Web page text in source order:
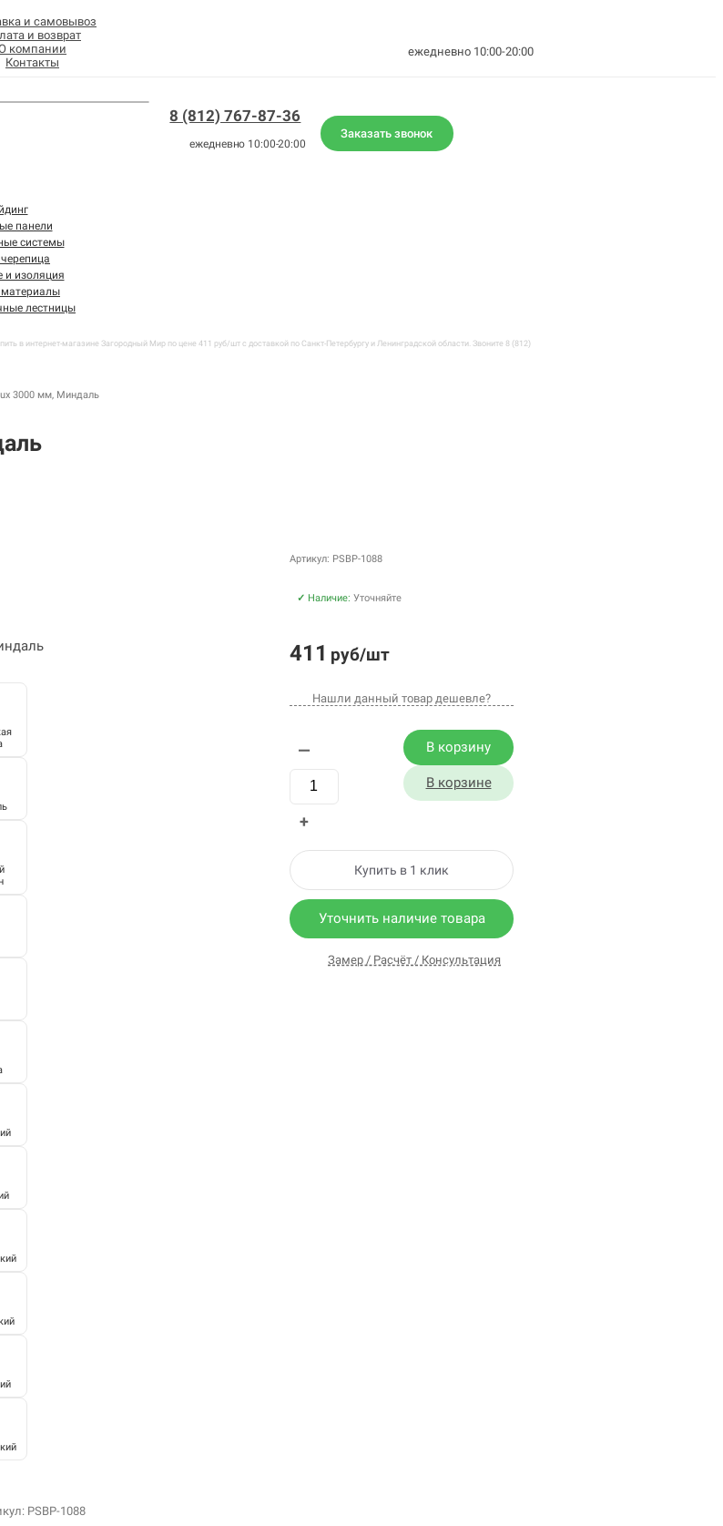
и самовывоз
и возврат
компании
Контакты
ежедневно 10:00-20:00
8 (812) 767-87-36
ежедневно 10:00-20:00
Заказать звонок
панели
системы
и изоляция
лестницы
интернет-магазине Загородный Мир по цене 411 руб/шт с доставкой по Санкт-Петербургу и Ленинградской области. Звоните 8 (812)
3000 мм, Миндаль
PSBP-1088
Артикул: PSBP-1088
✓ Наличие: Уточняйте
411 руб/шт
Нашли данный товар дешевле?
—
+
В корзину
В корзине
Купить в 1 клик
Уточнить наличие товара
Замер / Расчёт / Консультация